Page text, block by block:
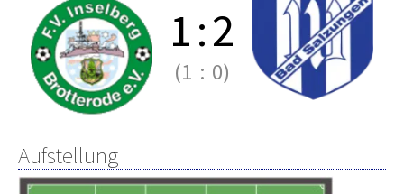
1:2
(1 : 0)
Aufstellung